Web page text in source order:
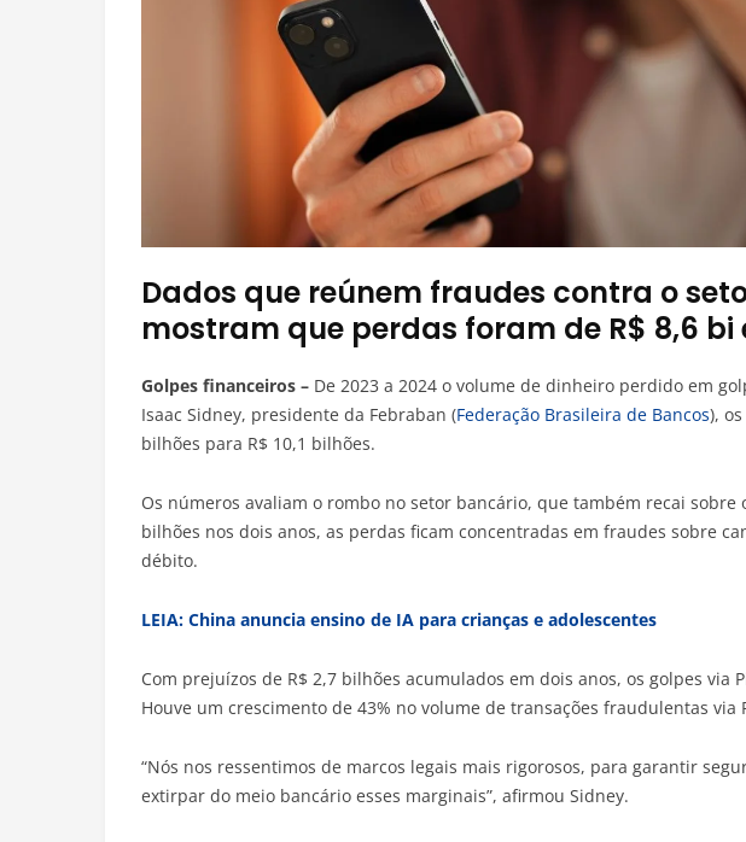
Dados que reúnem fraudes contra o
mostram que perdas foram de R$ 8,6 bi
Golpes financeiros – De 2023 a 2024 o volume de dinheiro perdido em
Isaac Sidney, presidente da Febraban (Federação Brasileira de Bancos),
bilhões para R$ 10,1 bilhões.
Os números avaliam o rombo no setor bancário, que também recai sobre
bilhões nos dois anos, as perdas ficam concentradas em fraudes sobre
débito.
LEIA: China anuncia ensino de IA para crianças e adolescentes
Com prejuízos de R$ 2,7 bilhões acumulados em dois anos, os golpes via
Houve um crescimento de 43% no volume de transações fraudulentas via
“Nós nos ressentimos de marcos legais mais rigorosos, para garantir
extirpar do meio bancário esses marginais”, afirmou Sidney.